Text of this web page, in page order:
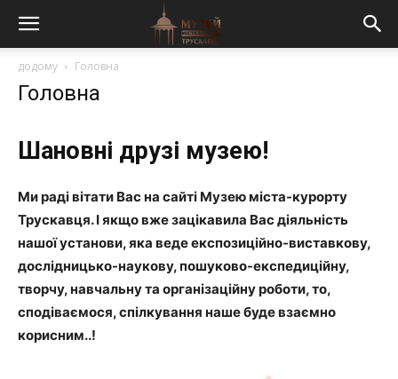
додому Головна
Головна
Шановні друзі музею!
Ми раді вітати Вас на сайті Музею міста-курорту
Трускавця. І якщо вже зацікавила Вас діяльність
нашої установи, яка веде експозиційно-виставкову,
дослідницько-наукову, пошуково-експедиційну,
творчу,навчальну та організаційну роботи, то,
сподіваємося, спілкування наше буде взаємно
корисним..!